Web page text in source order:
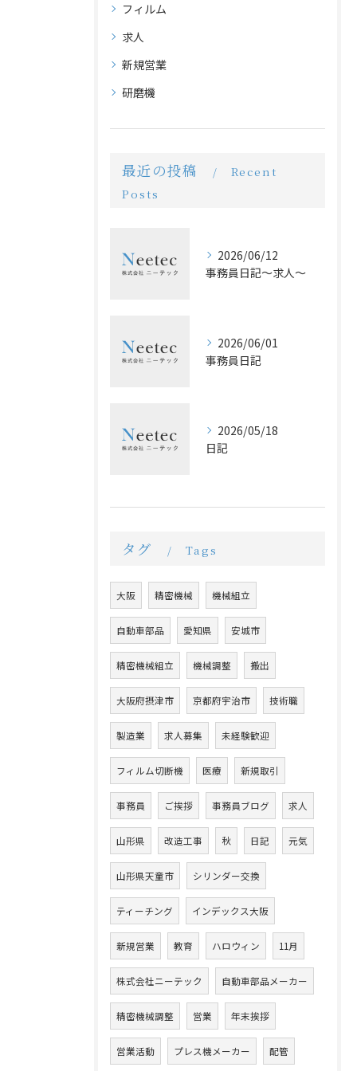
フィルム
求人
新規営業
研磨機
最近の投稿
Recent
Posts
2026/06/12
事務員日記〜求人〜
2026/06/01
事務員日記
2026/05/18
日記
タグ Tags
大阪 精密機械 機械組立
自動車部品 愛知県 安城市
精密機械組立 機械調整 搬出
大阪府摂津市 京都府宇治市 技術職
製造業 求人募集 未経験歓迎
フィルム切断機 医療 新規取引
事務員 ご挨拶 事務員ブログ 求人
山形県 改造工事 秋 日記 元気
山形県天童市 シリンダー交換
ティーチング インデックス大阪
新規営業 教育 ハロウィン 11月
株式会社ニーテック 自動車部品メーカー
精密機械調整 営業 年末挨拶
営業活動 プレス機メーカー 配管